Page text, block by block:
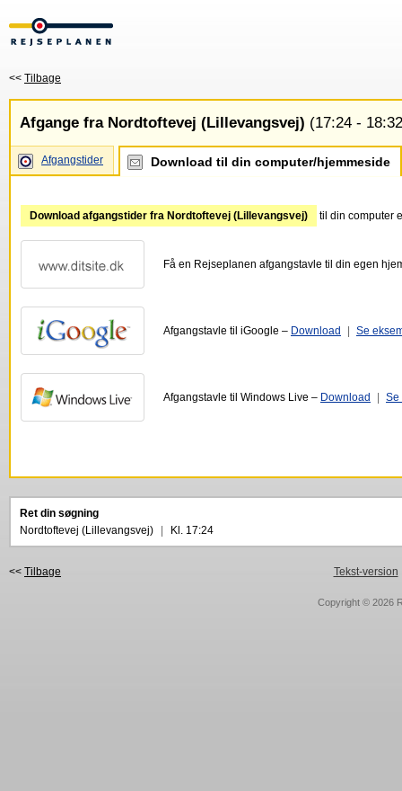
<< Tilbage
Afgange fra Nordtoftevej (Lillevangsvej) (17:24 -
Afgangstider Download til din computer/hjemmeside
Download afgangstider fra Nordtoftevej (Lillevangsvej) til din computer
Få en Rejseplanen afgangstavle til din egen
Afgangstavle til iGoogle – Download Se
Afgangstavle til Windows Live – Download Se
Ret din søgning
Nordtoftevej (Lillevangsvej)
Kl. 17:24
<< Tilbage Tekst-version
Copyright © 2026